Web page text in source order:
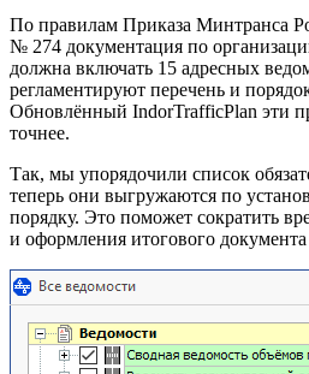
По правилам Приказа Минтранса
№ 274 документация по
должна включать 15 адресных
регламентируют перечень и
Обновлённый IndorTrafficPlan эти
точнее.
Так, мы упорядочили список
теперь они выгружаются по
порядку. Это поможет сократить
и оформления итогового